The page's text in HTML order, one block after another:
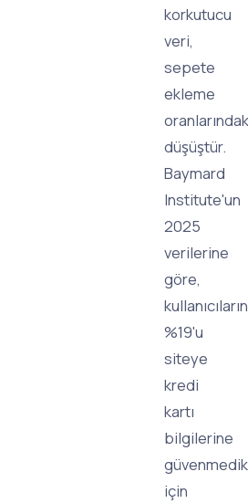
korkutucu
veri,
sepete
ekleme
düşüştür.
Baymard
Institute'un
2025
verilerine
göre,
kullanıcıların
%19'u
siteye
kredi
kartı
bilgilerine
için